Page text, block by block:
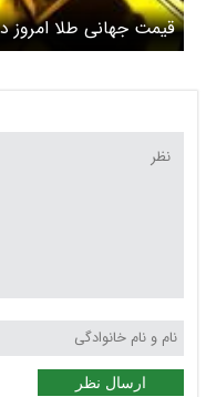
ریزش انس جهانی طلا
ارسال نظر